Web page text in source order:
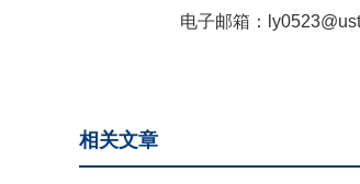
电子邮箱：
相关文章